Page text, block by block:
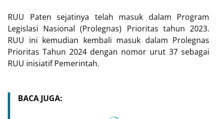
RUU Paten sejatinya telah masuk dalam Program
Legislasi Nasional (Prolegnas) Prioritas tahun 2023.
RUU ini kemudian kembali masuk dalam Prolegnas
Prioritas Tahun 2024 dengan nomor urut 37 sebagai
RUU inisiatif Pemerintah.
BACA JUGA: